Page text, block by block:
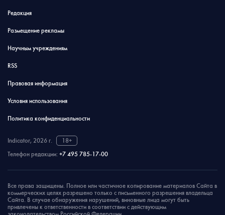
Редакция
Размещение рекламы
Научным учреждениям
RSS
Правовая информация
Условия использования
Политика конфиденциальности
Indicator, 2026 г.
18+
Телефон редакции: +7 495 785-17-00
Все права защищены. Полное или частичное копирование материалов Сайта в
коммерческих целях разрешено только с письменного разрешения владельца
Сайта. В случае обнаружения нарушений, виновные лица могут быть
привлечены к ответственности в соответствии с действующим